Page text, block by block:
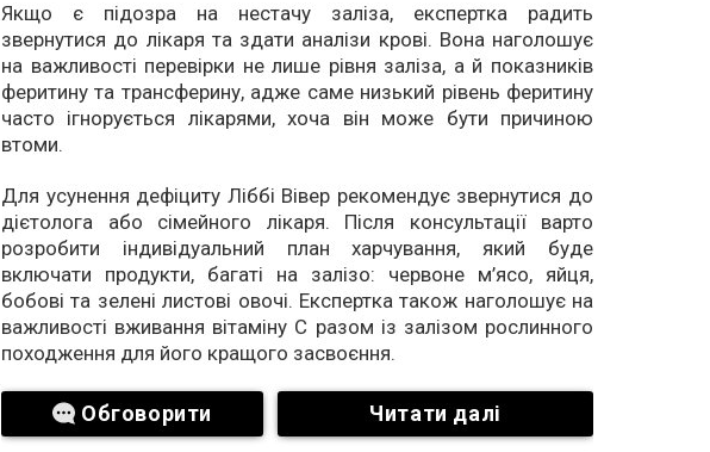
Якщо є підозра на нестачу заліза, експертка радить
звернутися до лікаря та здати аналізи крові. Вона наголошує
на важливості перевірки не лише рівня заліза, а й показників
феритину та трансферину, адже саме низький рівень феритину
часто ігнорується лікарями, хоча він може бути причиною
втоми.
Для усунення дефіциту Ліббі Вівер рекомендує звернутися до
дієтолога або сімейного лікаря. Після консультації варто
розробити індивідуальний план харчування, який буде
включати продукти, багаті на залізо: червоне м’ясо, яйця,
бобові та зелені листові овочі. Експертка також наголошує на
важливості вживання вітаміну С разом із залізом рослинного
походження для його кращого засвоєння.
Обговорити Читати далі